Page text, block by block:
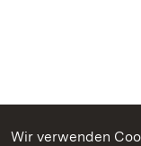
Wir verwenden